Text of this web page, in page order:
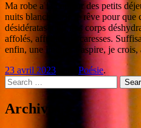
Ma robe a la couleur des petits
nuits blanches. Je le rêve pour que
désidératas pour nos corps
affolés, affublés de caresses.
enfin, une liberté. J’aspire, je
23 avril 2023
Poésie.
Search
Archives